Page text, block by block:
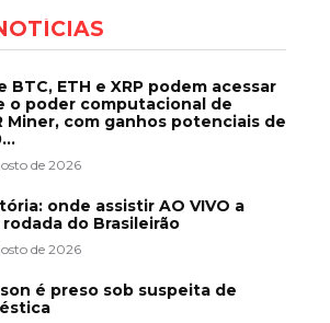
ETH e XRP podem acessar
o poder computacional de
Miner, com ganhos potenciais de
de 2026
onde assistir AO VIVO a
do Brasileirão
de 2026
é preso sob suspeita de